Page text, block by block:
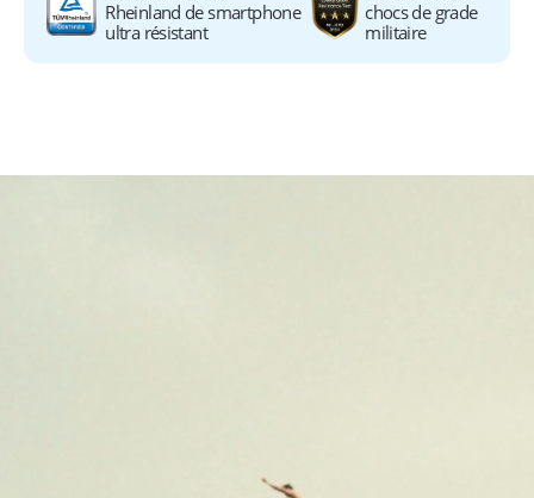
chocs de grade
militaire
Rheinland de smartphone
ultra résistant